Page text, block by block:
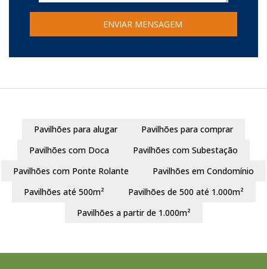
Pavilhões para alugar
Pavilhões para comprar
Pavilhões com Doca
Pavilhões com Subestação
Pavilhões com Ponte Rolante
Pavilhões em Condomínio
Pavilhões até 500m²
Pavilhões de 500 até 1.000m²
Pavilhões a partir de 1.000m²